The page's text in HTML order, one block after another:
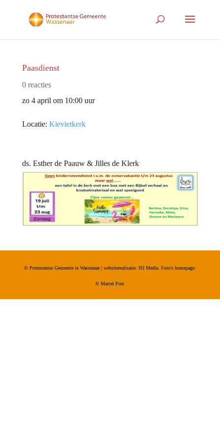
Paasdienst
0 reacties
zo 4 april om 10:00 uur
Locatie: Kievietkerk
ds. Esther de Paauw & Jilles de Klerk
© Protestantse Gemeente te Wassenaar | websiterealisatie: ISI Media. Foto's homepage:
©Marcel Post